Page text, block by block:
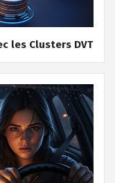
les Clusters DVT